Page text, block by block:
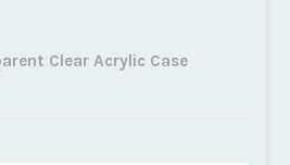
Clear Acrylic Case